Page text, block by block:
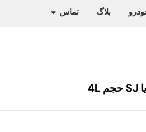
بلاگ تماس